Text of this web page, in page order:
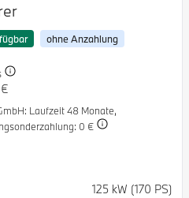
ohne Anzahlung
: Laufzeit 48 Monate,
0 €
125 kW (170 PS)